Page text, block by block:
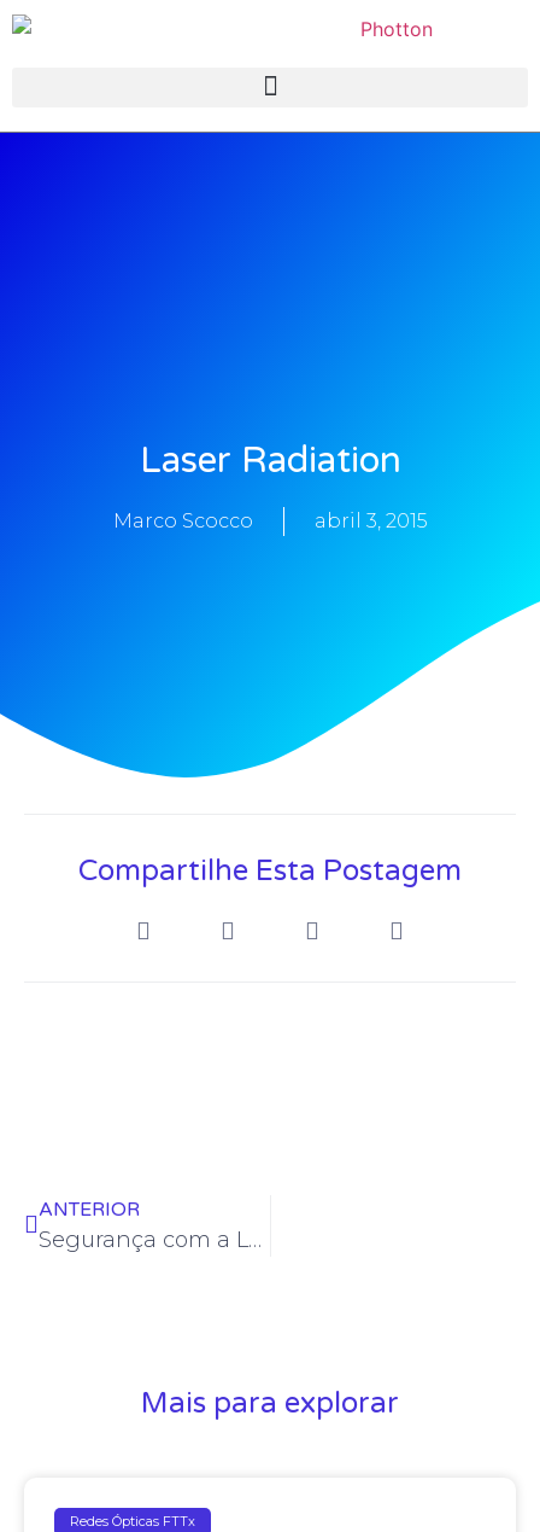
Laser Radiation
Marco Scocco abril 3, 2015
Compartilhe Esta Postagem
ANTERIOR
Segurança com a Luz do Laser
Mais para explorar
Redes Ópticas FTTx